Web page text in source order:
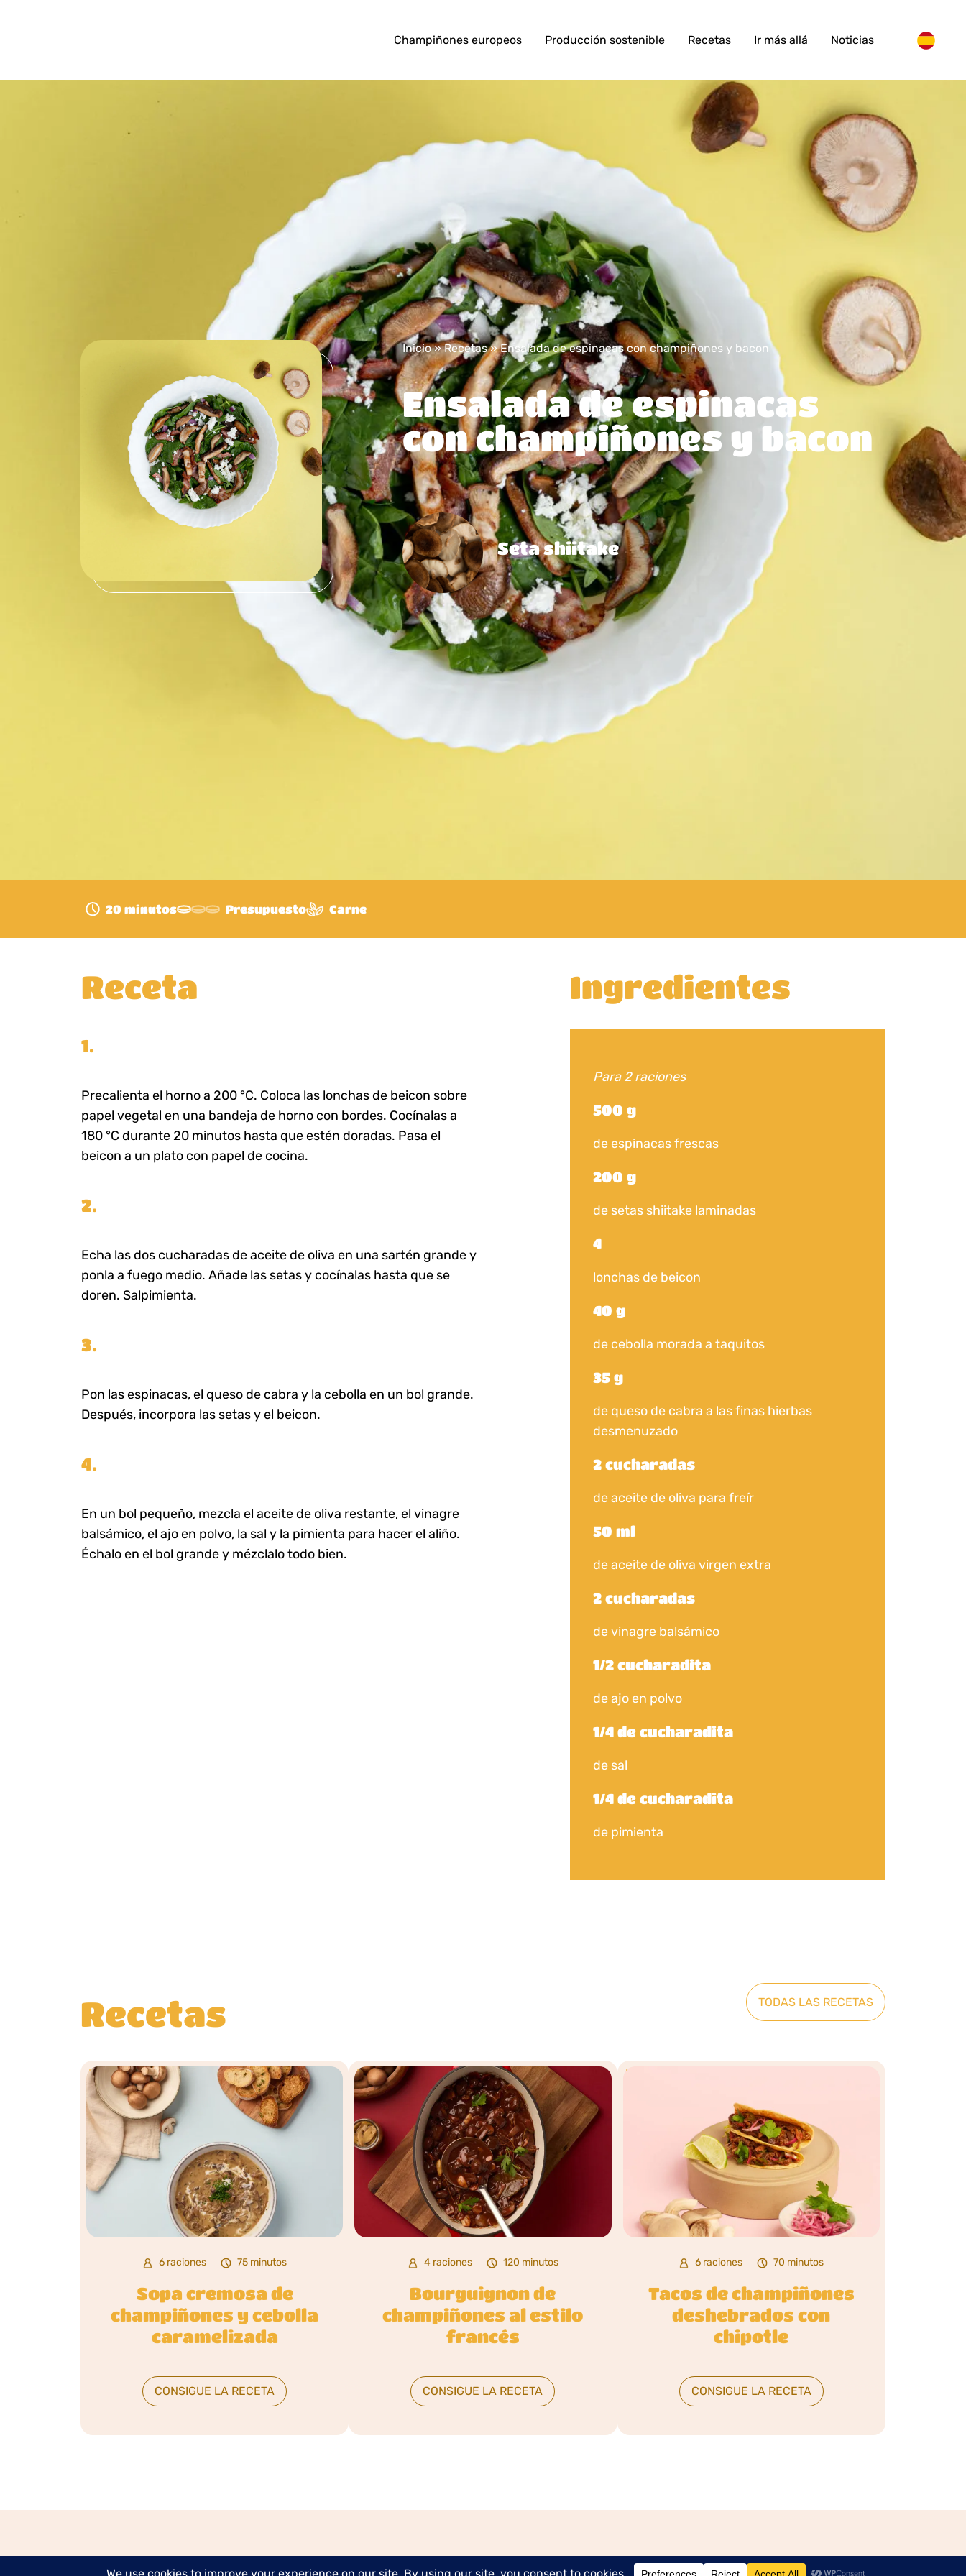
Champiñones europeos Producción sostenible Recetas Ir más allá Noticias
Inicio»Recetas»Ensalada de espinacas con champiñones y bacon
Ensalada de espinacas
con champiñones y bacon
Seta shiitake
20 minutos Presupuesto Carne
Receta
1.
Precalienta el horno a 200 °C. Coloca las lonchas de beicon sobre
papel vegetal en una bandeja de horno con bordes. Cocínalas a
180 °C durante 20 minutos hasta que estén doradas. Pasa el
beicon a un plato con papel de cocina.
2.
Echa las dos cucharadas de aceite de oliva en una sartén grande y
ponla a fuego medio. Añade las setas y cocínalas hasta que se
doren. Salpimienta.
3.
Pon las espinacas, el queso de cabra y la cebolla en un bol grande.
Después, incorpora las setas y el beicon.
4.
En un bol pequeño, mezcla el aceite de oliva restante, el vinagre
balsámico, el ajo en polvo, la sal y la pimienta para hacer el aliño.
Échalo en el bol grande y mézclalo todo bien.
Ingredientes
Para 2 raciones
500 g
de espinacas frescas
200 g
de setas shiitake laminadas
4
lonchas de beicon
40 g
de cebolla morada a taquitos
35 g
de queso de cabra a las finas hierbas
desmenuzado
2 cucharadas
de aceite de oliva para freír
50 ml
de aceite de oliva virgen extra
2 cucharadas
de vinagre balsámico
1/2 cucharadita
de ajo en polvo
1/4 de cucharadita
de sal
1/4 de cucharadita
de pimienta
Recetas TODAS LAS RECETAS
6 raciones 75 minutos
Sopa cremosa de
champiñones y cebolla
caramelizada
CONSIGUE LA RECETA
4 raciones 120 minutos
Bourguignon de
champiñones al estilo
francés
CONSIGUE LA RECETA
6 raciones 70 minutos
Tacos de champiñones
deshebrados con
chipotle
CONSIGUE LA RECETA